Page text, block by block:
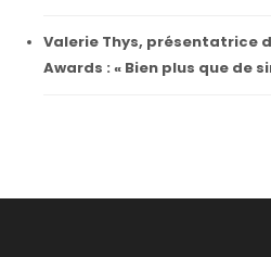
Valerie Thys, présentatrice
Awards : « Bien plus que de